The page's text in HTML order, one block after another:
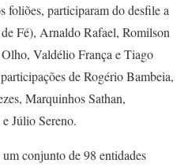
foliões, participaram do desfile a
Fé), Arnaldo Rafael, Romilson
Valdélio França e Tiago
de Rogério Bambeia,
Marquinhos Sathan,
Júlio Sereno.
conjunto de 98 entidades